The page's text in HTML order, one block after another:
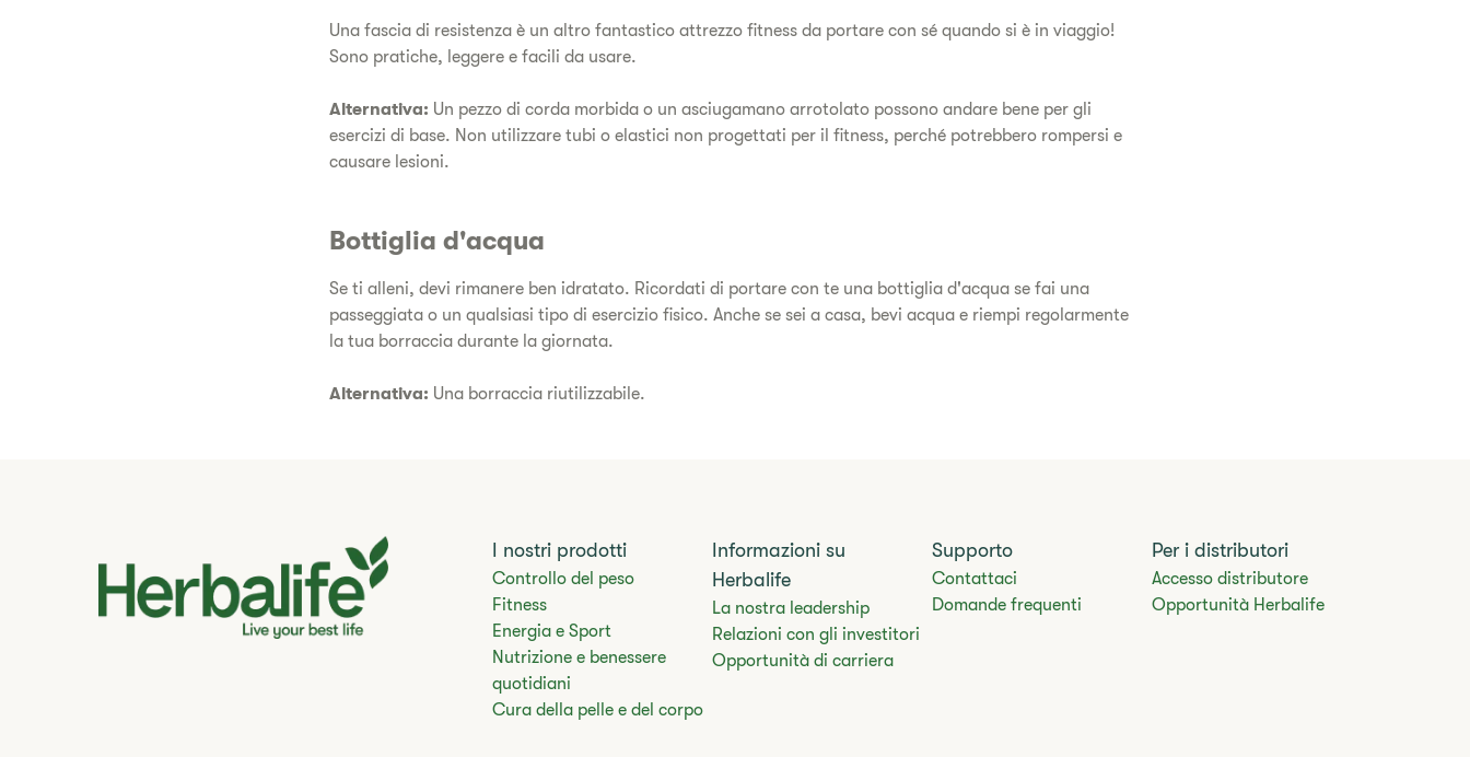
Una fascia di resistenza è un altro fantastico attrezzo fitness da portare con sé quando si è in viaggio!
Sono pratiche, leggere e facili da usare.
Alternativa: Un pezzo di corda morbida o un asciugamano arrotolato possono andare bene per gli
esercizi di base. Non utilizzare tubi o elastici non progettati per il fitness, perché potrebbero rompersi e
causare lesioni.
Bottiglia d'acqua
Se ti alleni, devi rimanere ben idratato. Ricordati di portare con te una bottiglia d'acqua se fai una
passeggiata o un qualsiasi tipo di esercizio fisico. Anche se sei a casa, bevi acqua e riempi regolarmente
la tua borraccia durante la giornata.
Alternativa: Una borraccia riutilizzabile.
I nostri prodotti
Controllo del peso
Fitness
Energia e Sport
Nutrizione e benessere
quotidiani
Cura della pelle e del corpo
Informazioni su
Herbalife
La nostra leadership
Relazioni con gli investitori
Opportunità di carriera
Supporto
Contattaci
Domande frequenti​
Per i distributori
Accesso distributore
Opportunità Herbalife